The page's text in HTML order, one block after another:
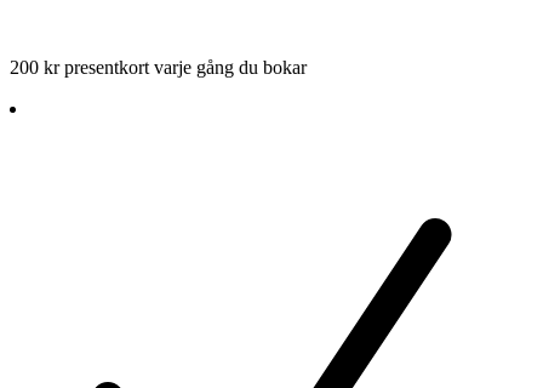
200 kr presentkort varje gång du bokar